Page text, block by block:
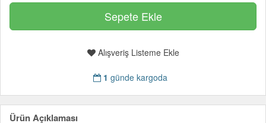
Alışveriş Listeme Ekle
1 günde kargoda
Ürün Açıklaması